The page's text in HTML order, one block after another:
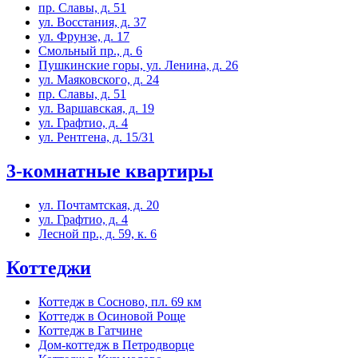
пр. Славы, д. 51
ул. Восстания, д. 37
ул. Фрунзе, д. 17
Смольный пр., д. 6
Пушкинские горы, ул. Ленина, д. 26
ул. Маяковского, д. 24
пр. Славы, д. 51
ул. Варшавская, д. 19
ул. Графтио, д. 4
ул. Рентгена, д. 15/31
3-комнатные квартиры
ул. Почтамтская, д. 20
ул. Графтио, д. 4
Лесной пр., д. 59, к. 6
Коттеджи
Коттедж в Сосново, пл. 69 км
Коттедж в Осиновой Роще
Коттедж в Гатчине
Дом-коттедж в Петродворце